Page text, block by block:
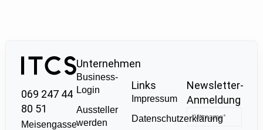
069 247 44
80 51
Meisengasse
Unternehmen
Business-
Login
Aussteller
werden
Links
Impressum
Datenschutzerklärung
Newsletter-
Anmeldung